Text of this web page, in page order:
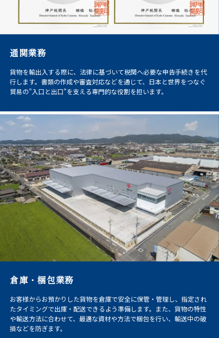
通関業務
貨物を輸出入する際に、法律に基づいて税関へ必要な申告手続きを代
行します。書類の作成や審査対応などを通じて、日本と世界をつなぐ
貿易の"入口と出口"を支える専門的な役割を担います。
倉庫・梱包業務
お客様からお預かりした貨物を倉庫で安全に保管・管理し、指定され
たタイミングで出庫・配送できるよう準備します。また、貨物の特性
や輸送方法に合わせて、最適な資材や方法で梱包を行い、輸送中の破
損などを防ぎます。